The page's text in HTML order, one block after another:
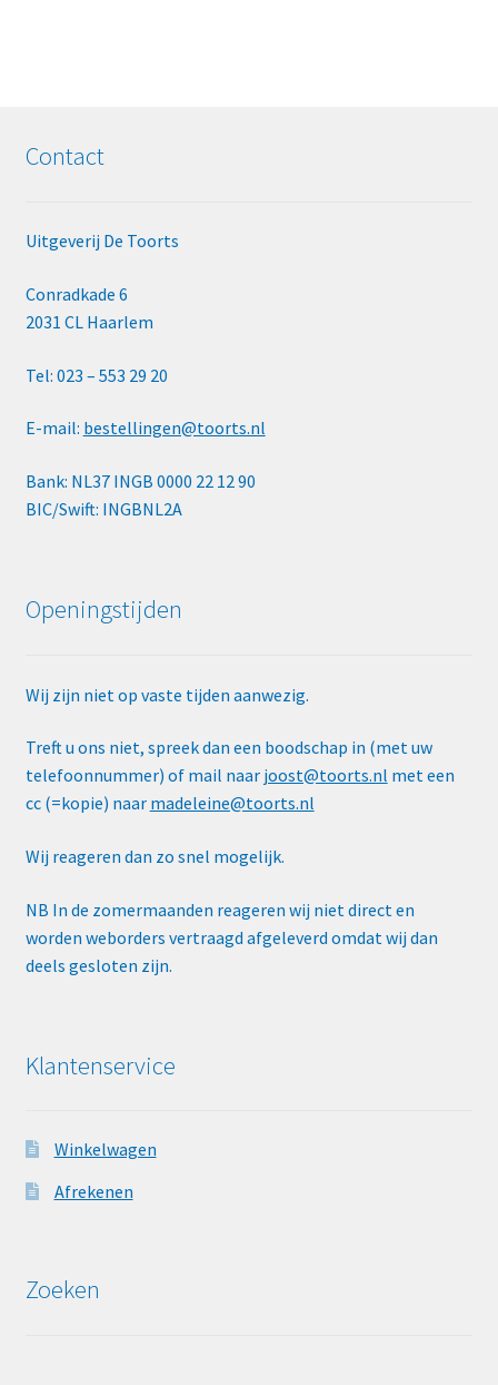
Contact
Uitgeverij De Toorts
Conradkade 6
2031 CL Haarlem
Tel: 023 – 553 29 20
E-mail: bestellingen@toorts.nl
Bank: NL37 INGB 0000 22 12 90
BIC/Swift: INGBNL2A
Openingstijden
Wij zijn niet op vaste tijden aanwezig.
Treft u ons niet, spreek dan een boodschap in (met uw
telefoonnummer) of mail naar joost@toorts.nl met een
cc (=kopie) naar madeleine@toorts.nl
Wij reageren dan zo snel mogelijk.
NB In de zomermaanden reageren wij niet direct en
worden weborders vertraagd afgeleverd omdat wij dan
deels gesloten zijn.
Klantenservice
Winkelwagen
Afrekenen
Zoeken